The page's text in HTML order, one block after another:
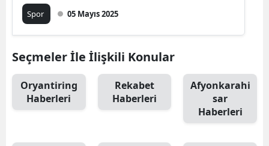
seçmeleri sonuçlandı
Spor 05 Mayıs 2025
Seçmeler İle İlişkili Konular
Oryantiring
Haberleri
Rekabet
Haberleri
Afyonkarahi
sar
Haberleri